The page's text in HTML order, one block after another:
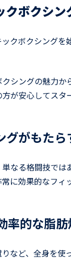
クボクシン
クボクシングを
シングの魅力
が安心してスタ
グがもた
なる格闘技で
に効果的なフィ
率的な脂
など、全身を